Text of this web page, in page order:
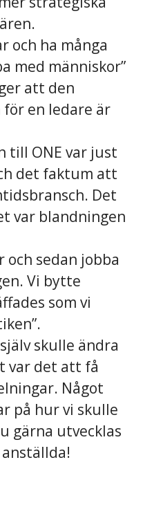
och ha många
med människor”
att den
en ledare är
till ONE var just
det faktum att
Det
var blandningen
sedan jobba
Vi bytte
som vi
skulle ändra
var det att få
Något
på hur vi skulle
gärna utvecklas